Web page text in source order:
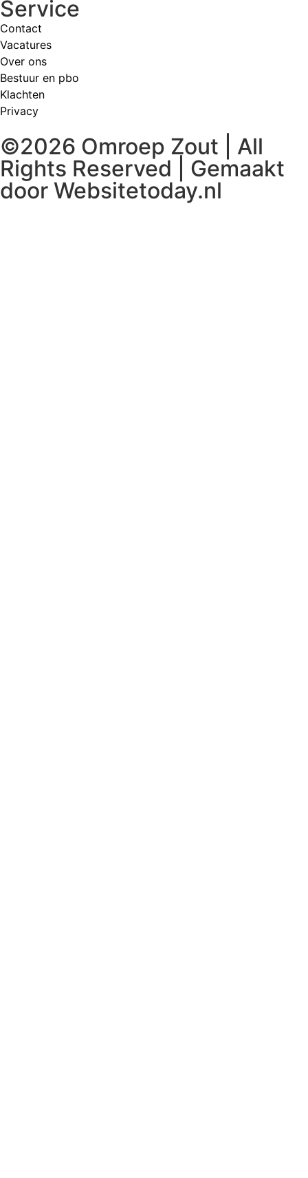
Service
Contact
Vacatures
Over ons
Bestuur en pbo
Klachten
Privacy
©2026 Omroep Zout | All
Rights Reserved | Gemaakt
door Websitetoday.nl